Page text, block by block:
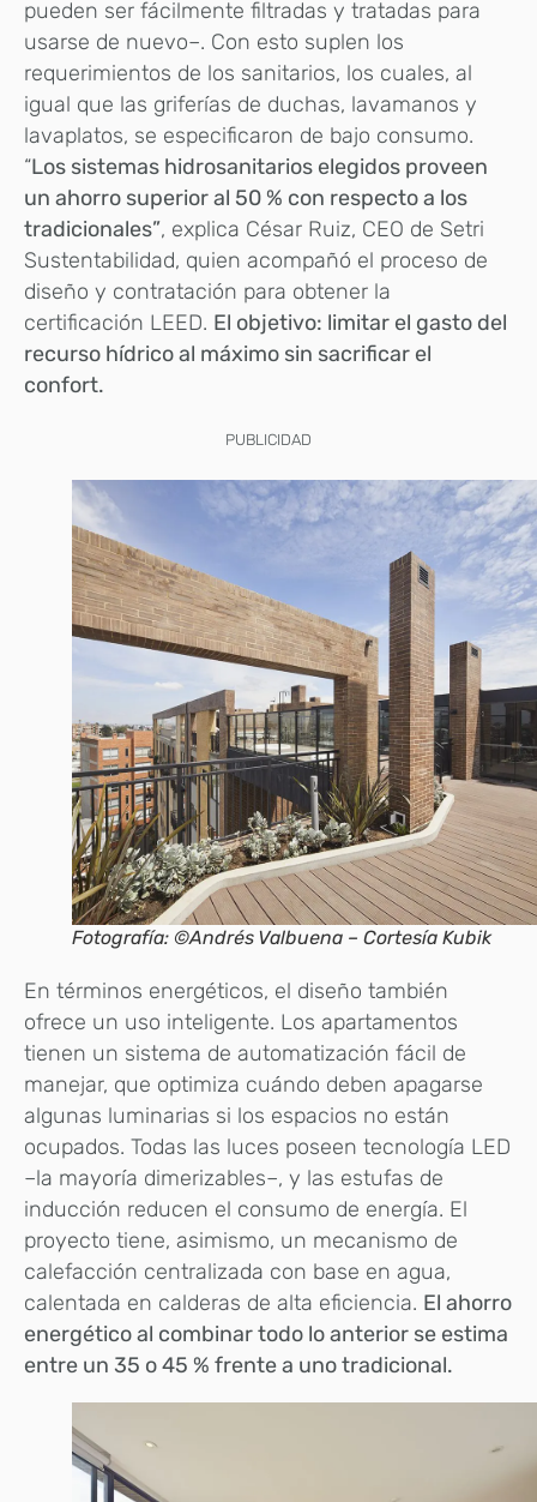
pueden ser fácilmente filtradas y tratadas para
usarse de nuevo–. Con esto suplen los
requerimientos de los sanitarios, los cuales, al
igual que las griferías de duchas, lavamanos y
lavaplatos, se especificaron de bajo consumo.
“Los sistemas hidrosanitarios elegidos proveen
un ahorro superior al 50 % con respecto a los
tradicionales”, explica César Ruiz, CEO de Setri
Sustentabilidad, quien acompañó el proceso de
diseño y contratación para obtener la
certificación LEED. El objetivo: limitar el gasto del
recurso hídrico al máximo sin sacrificar el
confort.
PUBLICIDAD
Fotografía: ©Andrés Valbuena – Cortesía Kubik
En términos energéticos, el diseño también
ofrece un uso inteligente. Los apartamentos
tienen un sistema de automatización fácil de
manejar, que optimiza cuándo deben apagarse
algunas luminarias si los espacios no están
ocupados. Todas las luces poseen tecnología LED
–la mayoría dimerizables–, y las estufas de
inducción reducen el consumo de energía. El
proyecto tiene, asimismo, un mecanismo de
calefacción centralizada con base en agua,
calentada en calderas de alta eficiencia. El ahorro
energético al combinar todo lo anterior se estima
entre un 35 o 45 % frente a uno tradicional.